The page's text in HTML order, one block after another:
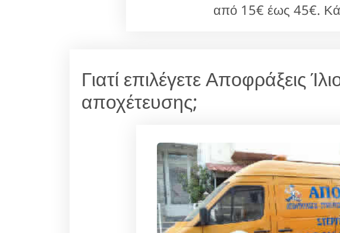
από 15€ έως 45€.
Γιατί επιλέγετε Αποφράξεις
αποχέτευσης;